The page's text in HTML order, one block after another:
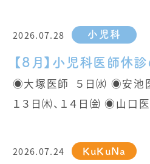
2026.07.28 小児科
【８月】小児科医師休
◉大塚医師 ５日㈬ ◉安池医師 ８日㈯、１０日㈪、
１３日㈭、１４日㈮ ◉山口医師 １７日㈪ ◉吉田医
2026.07.24 KuKuNa